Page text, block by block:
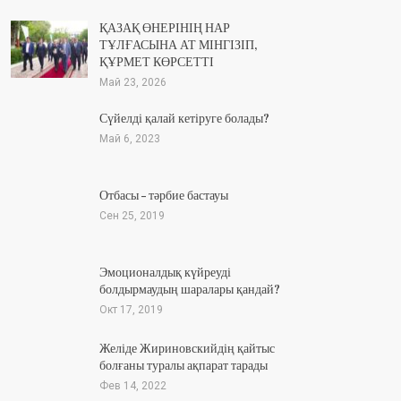
ҚАЗАҚ ӨНЕРІНІҢ НАР
ТҰЛҒАСЫНА АТ МІНГІЗІП,
ҚҰРМЕТ КӨРСЕТТІ
Май 23, 2026
Сүйелді қалай кетіруге болады?
Май 6, 2023
Отбасы – тәрбие бастауы
Сен 25, 2019
Эмоционалдық күйреуді
болдырмаудың шаралары қандай?
Окт 17, 2019
Желіде Жириновскийдің қайтыс
болғаны туралы ақпарат тарады
Фев 14, 2022